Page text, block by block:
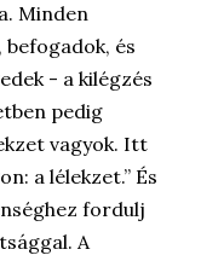
Minden
és
- a kilégzés
pedig
vagyok. Itt
a lélekzet.” És
fordulj
A